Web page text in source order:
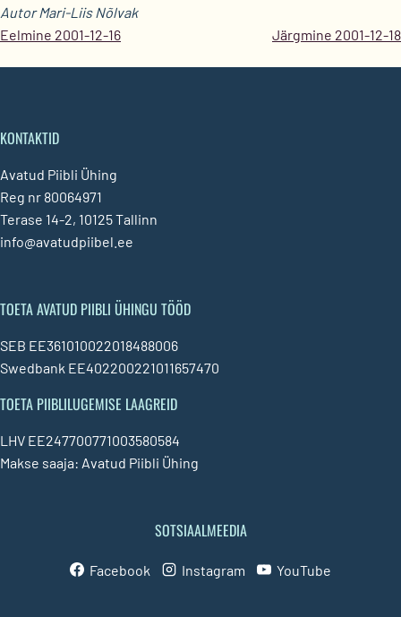
Autor Mari-Liis Nõlvak
Eelmine 2001-12-16
Järgmine 2001-12-18
KONTAKTID
Avatud Piibli Ühing
Reg nr 80064971
Terase 14-2, 10125 Tallinn
info@avatudpiibel.ee
TOETA AVATUD PIIBLI ÜHINGU TÖÖD
SEB EE361010022018488006
Swedbank EE402200221011657470
TOETA PIIBLILUGEMISE LAAGREID
LHV EE247700771003580584
Makse saaja: Avatud Piibli Ühing
SOTSIAALMEEDIA
Facebook Instagram YouTube